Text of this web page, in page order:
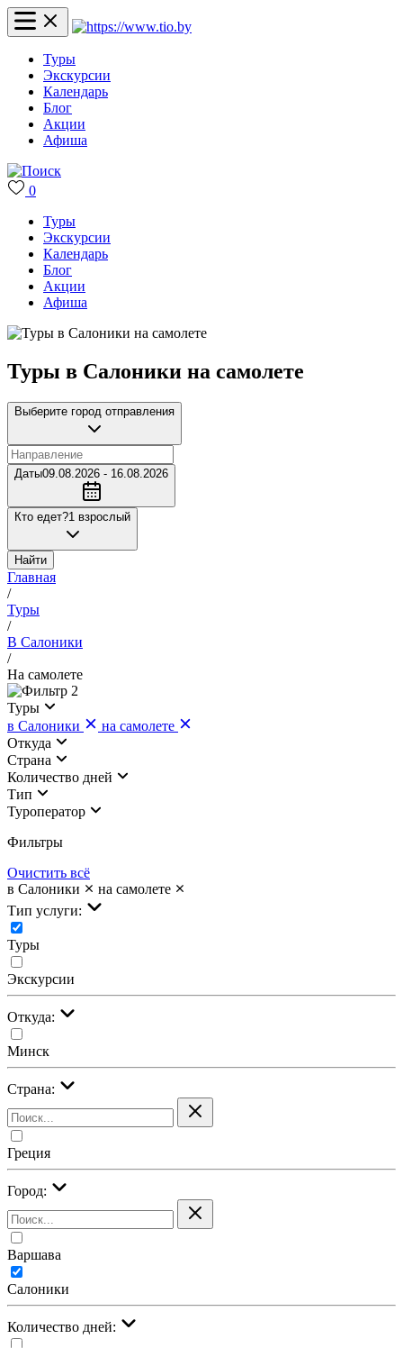
Туры
Экскурсии
Календарь
Блог
Акции
Афиша
0
Туры
Экскурсии
Календарь
Блог
Акции
Афиша
Туры в Салоники на самолете
Выберите город отправления
Даты09.08.2026 - 16.08.2026
Кто едет?1 взрослый
Найти
Главная
/
Туры
/
В Салоники
/
На самолете
2
Туры
в Салоники
на самолете
Откуда
Страна
Количество дней
Тип
Туроператор
Фильтры
Очистить всё
в Салоники
на самолете
Тип услуги:
Туры
Экскурсии
Откуда:
Минск
Страна:
Греция
Город:
Варшава
Салоники
Количество дней: